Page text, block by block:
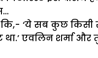
‘ये सब कुछ किसी
एवलिन शर्मा